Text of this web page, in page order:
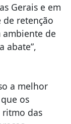
Gerais e em
de retenção
ambiente de
abate”,
a melhor
os
ritmo das